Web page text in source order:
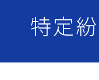
特定